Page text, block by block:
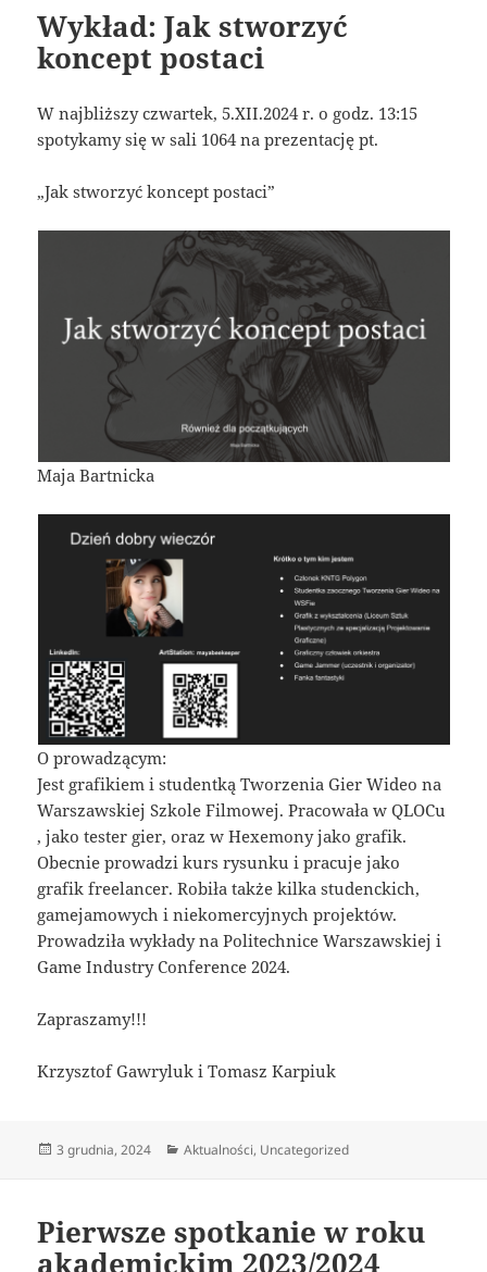
Wykład: Jak stworzyć
koncept postaci
W najbliższy czwartek, 5.XII.2024 r. o godz. 13:15
spotykamy się w sali 1064 na prezentację pt.
„Jak stworzyć koncept postaci”
Maja Bartnicka
O prowadzącym:
Jest grafikiem i studentką Tworzenia Gier Wideo na
Warszawskiej Szkole Filmowej. Pracowała w QLOCu
, jako tester gier, oraz w Hexemony jako grafik.
Obecnie prowadzi kurs rysunku i pracuje jako
grafik freelancer. Robiła także kilka studenckich,
gamejamowych i niekomercyjnych projektów.
Prowadziła wykłady na Politechnice Warszawskiej i
Game Industry Conference 2024.
Zapraszamy!!!
Krzysztof Gawryluk i Tomasz Karpiuk
Data
3 grudnia, 2024 Kategorie
Aktualności, Uncategorized
Pierwsze spotkanie w roku
akademickim 2023/2024